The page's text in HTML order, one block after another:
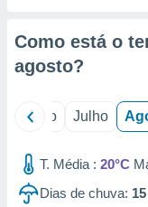
Como está o
agosto?
Junho Julho
T. Média : 20°C
Dias de chuva: 15